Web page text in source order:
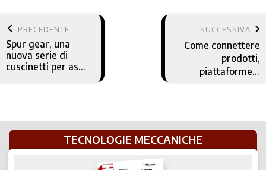
keyboard_arrow_left PRECEDENTE
Spur gear, una
nuova serie di
cuscinetti per assi
rotanti per
SUCCESSIVA keyboard_arrow_right
Come connettere
prodotti,
piattaforme e
TECNOLOGIE MECCANICHE